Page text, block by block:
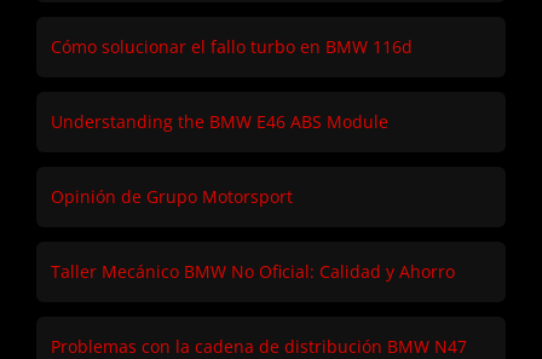
Cómo solucionar el fallo turbo en BMW 116d
Understanding the BMW E46 ABS Module
Opinión de Grupo Motorsport
Taller Mecánico BMW No Oficial: Calidad y Ahorro
Problemas con la cadena de distribución BMW N47